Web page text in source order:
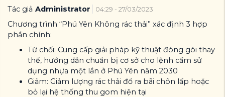
Tác giả Administrator 04:29 - 27/03/2023
Chương trình “Phú Yên Không rác thải” xác định 3 hợp
phần chính:
Từ chối: Cung cấp giải pháp kỹ thuật đóng gói thay
thế, hướng dẫn chuẩn bị cơ sở cho lệnh cấm sử
dụng nhựa một lần ở Phú Yên năm 2030
Giảm: Giảm lượng rác thải đổ ra bãi chôn lấp hoặc
bỏ lại hệ thống thu gom hiện tại